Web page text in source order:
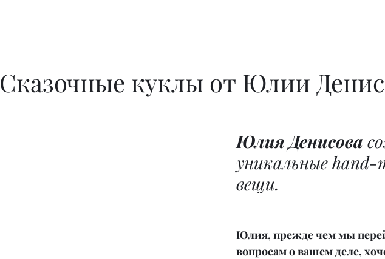
Сказочные куклы от Юлии
Юлия Денисова
уникальные hand-
вещи.
Юлия, прежде чем мы
вопросам о вашем деле,